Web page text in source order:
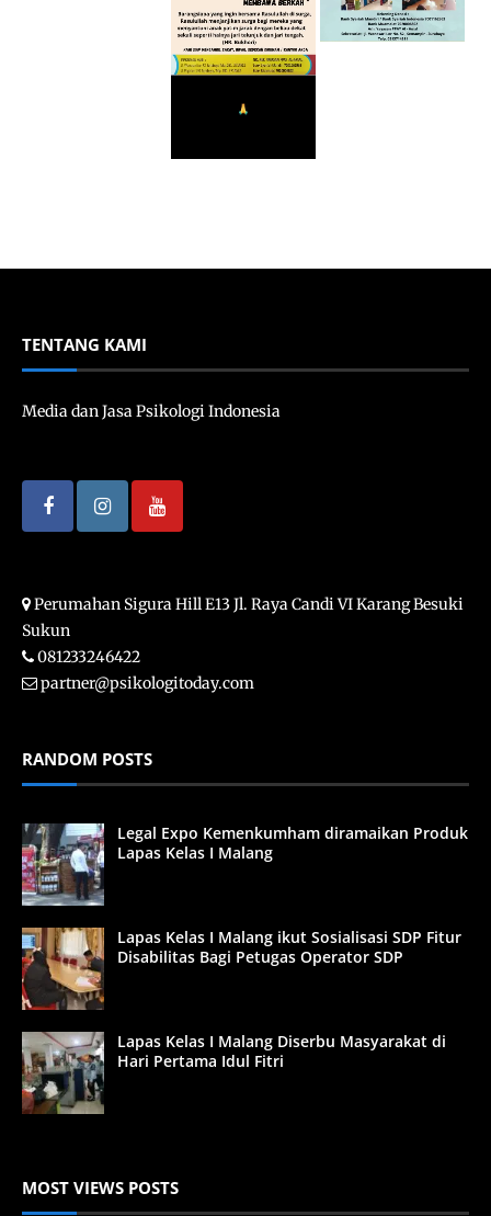
TENTANG KAMI
Media dan Jasa Psikologi Indonesia
Perumahan Sigura Hill E13 Jl. Raya Candi VI Karang Besuki
Sukun
081233246422
partner@psikologitoday.com
RANDOM POSTS
Legal Expo Kemenkumham diramaikan Produk
Lapas Kelas I Malang
Lapas Kelas I Malang ikut Sosialisasi SDP Fitur
Disabilitas Bagi Petugas Operator SDP
Lapas Kelas I Malang Diserbu Masyarakat di
Hari Pertama Idul Fitri
MOST VIEWS POSTS